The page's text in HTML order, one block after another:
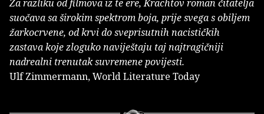
Za razliku od filmova iz te ere, Krachtov roman čitatelja
suočava sa širokim spektrom boja, prije svega s obiljem
žarkocrvene, od krvi do sveprisutnih nacističkih
zastava koje zloguko naviještaju taj najtragičniji
nadrealni trenutak suvremene povijesti.
Ulf Zimmermann, World Literature Today